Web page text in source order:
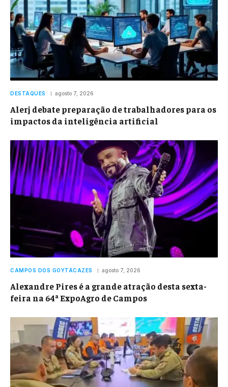
DESTAQUES agosto 7, 2026
Alerj debate preparação de trabalhadores para os
impactos da inteligência artificial
CAMPOS DOS GOYTACAZES agosto 7, 2026
Alexandre Pires é a grande atração desta sexta-
feira na 64ª ExpoAgro de Campos